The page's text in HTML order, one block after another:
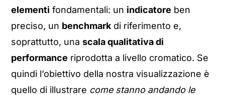
elementi fondamentali: un indicatore ben
preciso, un benchmark di riferimento e,
soprattutto, unascala qualitativa di
performance riprodotta a livello cromatico. Se
quindi l’obiettivo della nostra visualizzazione è
quello di illustrare come stanno andando le